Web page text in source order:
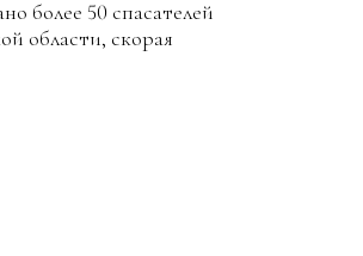
более 50 спасателей
области, скорая